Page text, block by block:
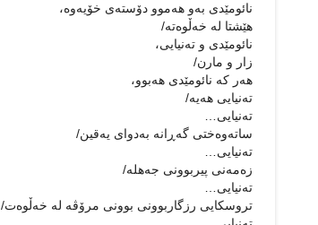
نائومێدى بەو هەموو دۆستەى خۆیەوە،
هێشتا لە خەڵوەتە/
نائومێدى و تەنیایی،
زار و مارن/
هەر كە نائومێدى هەبوو،
تەنیایی هەیە/
تەنیایی…
ساتەوەختى گەڕانە بەدواى یەقین/
تەنیایی…
زەمەنى پیربوونى جەهلە/
تەنیایی…
تروسكایی رزگاربوونى بوونى مرۆڤە لە خەڵوەت/